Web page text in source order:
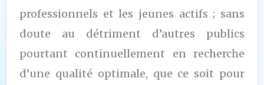
professionnels et les jeunes actifs ; sans
doute au détriment d’autres publics
pourtant continuellement en recherche
d’une qualité optimale, que ce soit pour